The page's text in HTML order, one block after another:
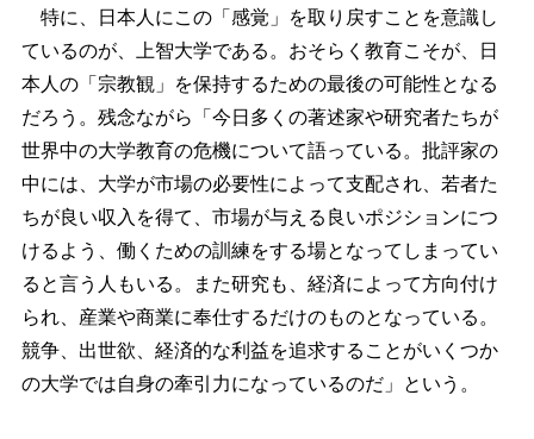
特に、日本人にこの「感覚」を取り戻すことを意識し
ているのが、上智大学である。おそらく教育こそが、日
本人の「宗教観」を保持するための最後の可能性となる
だろう。残念ながら「今日多くの著述家や研究者たちが
世界中の大学教育の危機について語っている。批評家の
中には、大学が市場の必要性によって支配され、若者た
ちが良い収入を得て、市場が与える良いポジションにつ
けるよう、働くための訓練をする場となってしまってい
ると言う人もいる。また研究も、経済によって方向付け
られ、産業や商業に奉仕するだけのものとなっている。
競争、出世欲、経済的な利益を追求することがいくつか
の大学では自身の牽引力になっているのだ」という。